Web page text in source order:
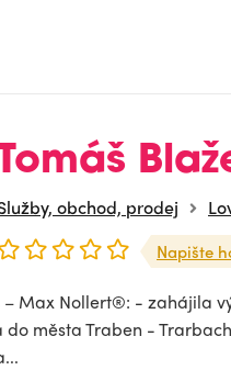
obchod, prodej
Napište
Max Nollert®: - zahájila
města Traben -